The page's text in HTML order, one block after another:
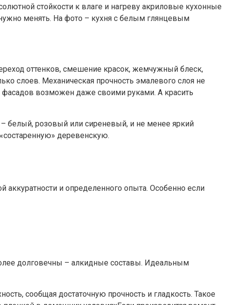
стойкости к влаге и нагреву акриловые кухонные
менять. На фото – кухня с белым глянцевым
оттенков, смешение красок, жемчужный блеск,
слоев. Механическая прочность эмалевого слоя не
возможен даже своими руками. А красить
белый, розовый или сиреневый, и не менее яркий
деревенскую.
и определенного опыта. Особенно если
долговечны – алкидные составы. Идеальным
сообщая достаточную прочность и гладкость. Такое